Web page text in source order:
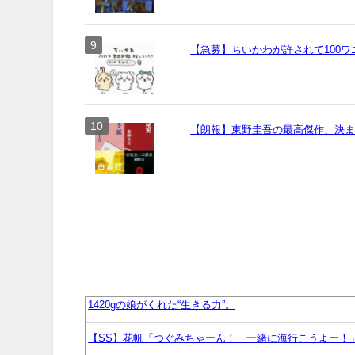
【急募】ちいかわが許されて100
【朗報】東野圭吾の最高傑作、決
1420gの娘がくれた“生きる力”。
【SS】花帆「つぐみちゃーん！ 一緒に海行こうよー！」